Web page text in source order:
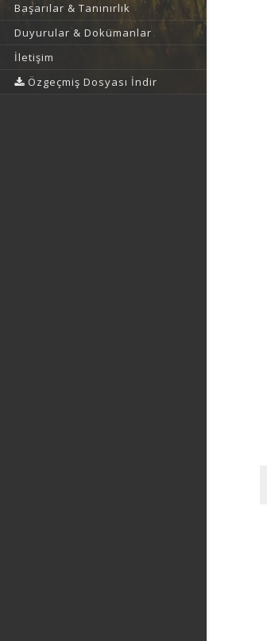
Başarılar & Tanınırlık
Duyurular & Dokümanlar
İletişim
Özgeçmiş Dosyası İndir